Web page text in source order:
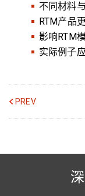
不同材料
RTM产品
影响RTM
实际例子
PREV